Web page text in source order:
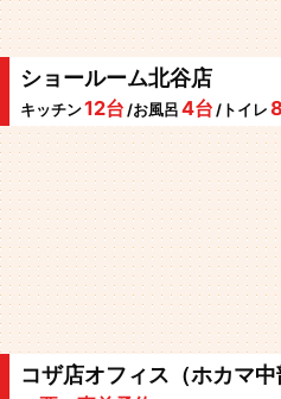
ショールーム北谷店
キッチン12台 /お風呂 4台 /トイレ
コザ店オフィス（ホカマ中